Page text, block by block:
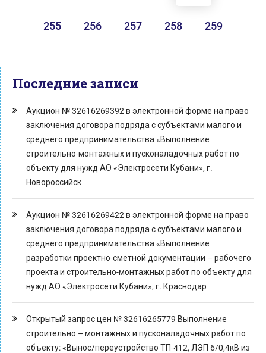
255 256 257 258 259
Последние записи
Аукцион № 32616269392 в электронной форме на право
заключения договора подряда с субъектами малого и
среднего предпринимательства «Выполнение
строительно-монтажных и пусконаладочных работ по
объекту для нужд АО «Электросети Кубани», г.
Новороссийск
Аукцион № 32616269422 в электронной форме на право
заключения договора подряда с субъектами малого и
среднего предпринимательства «Выполнение
разработки проектно-сметной документации – рабочего
проекта и строительно-монтажных работ по объекту для
нужд АО «Электросети Кубани», г. Краснодар
Открытый запрос цен № 32616265779 Выполнение
строительно – монтажных и пусконаладочных работ по
объекту: «Вынос/переустройство ТП-412, ЛЭП 6/0,4кВ из